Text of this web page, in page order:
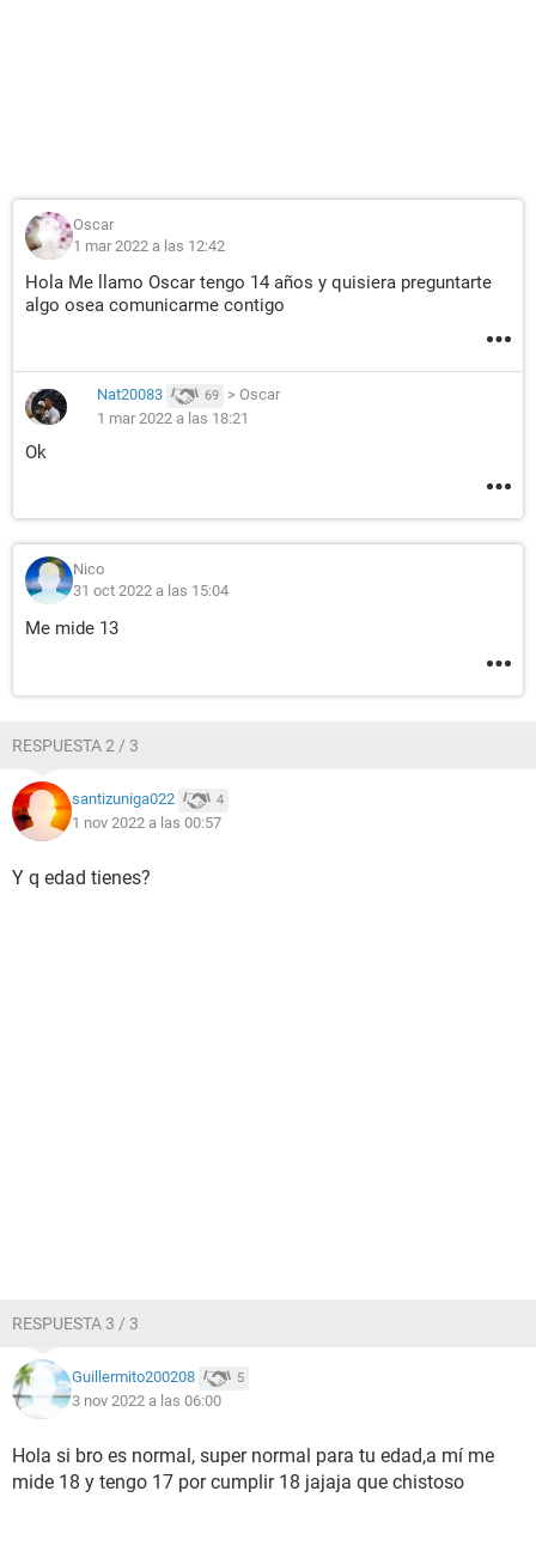
Oscar
1 mar 2022 a las 12:42
Hola Me llamo Oscar tengo 14 años y quisiera preguntarte
algo osea comunicarme contigo
Nat20083 69 > Oscar
1 mar 2022 a las 18:21
Ok
Nico
31 oct 2022 a las 15:04
Me mide 13
RESPUESTA 2 / 3
santizuniga022 4
1 nov 2022 a las 00:57
Y q edad tienes?
RESPUESTA 3 / 3
Guillermito200208 5
3 nov 2022 a las 06:00
Hola si bro es normal, super normal para tu edad,a mí me
mide 18 y tengo 17 por cumplir 18 jajaja que chistoso